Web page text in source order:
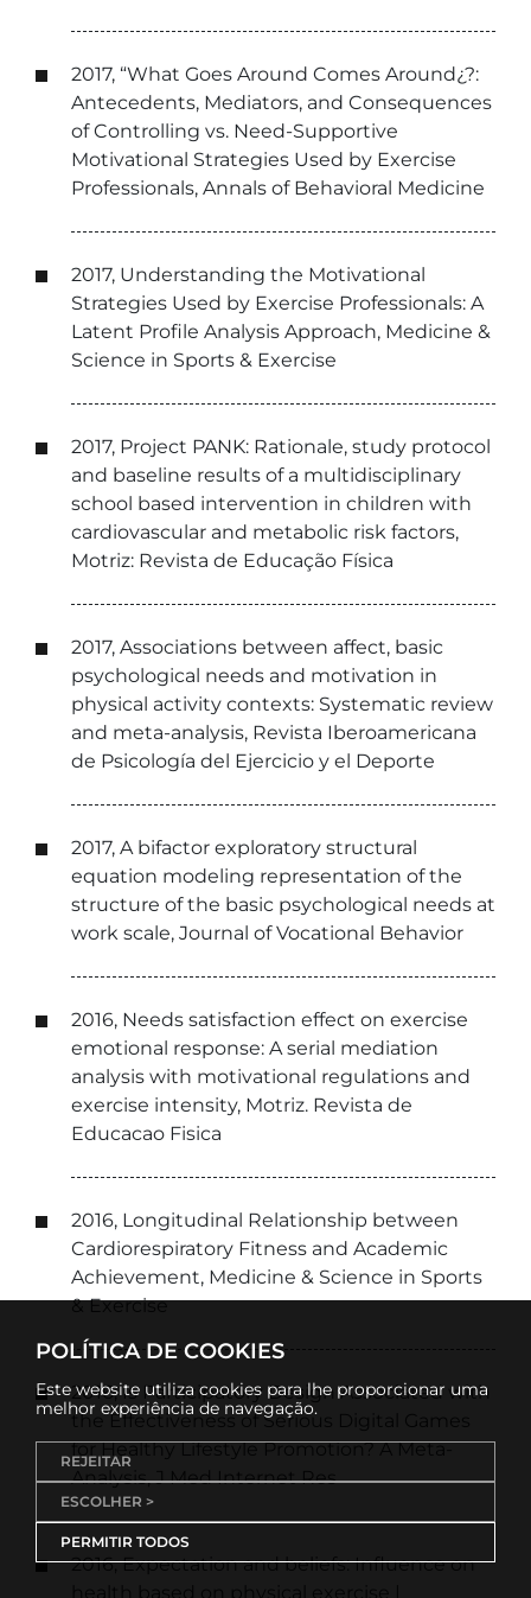
2017, “What Goes Around Comes Around¿?:
Antecedents, Mediators, and Consequences
of Controlling vs. Need-Supportive
Motivational Strategies Used by Exercise
Professionals, Annals of Behavioral Medicine
2017, Understanding the Motivational
Strategies Used by Exercise Professionals: A
Latent Profile Analysis Approach, Medicine &
Science in Sports & Exercise
2017, Project PANK: Rationale, study protocol
and baseline results of a multidisciplinary
school based intervention in children with
cardiovascular and metabolic risk factors,
Motriz: Revista de Educação Física
2017, Associations between affect, basic
psychological needs and motivation in
physical activity contexts: Systematic review
and meta-analysis, Revista Iberoamericana
de Psicología del Ejercicio y el Deporte
2017, A bifactor exploratory structural
equation modeling representation of the
structure of the basic psychological needs at
work scale, Journal of Vocational Behavior
2016, Needs satisfaction effect on exercise
emotional response: A serial mediation
analysis with motivational regulations and
exercise intensity, Motriz. Revista de
Educacao Fisica
2016, Longitudinal Relationship between
Cardiorespiratory Fitness and Academic
Achievement, Medicine & Science in Sports
& Exercise
2016, Is Participatory Design Associated with
the Effectiveness of Serious Digital Games
for Healthy Lifestyle Promotion? A Meta-
Analysis, J Med Internet Res
2016, Expectation and beliefs: Influence on
POLÍTICA DE COOKIES
Este website utiliza cookies para lhe proporcionar uma
melhor experiência de navegação.
REJEITAR
ESCOLHER >
PERMITIR TODOS